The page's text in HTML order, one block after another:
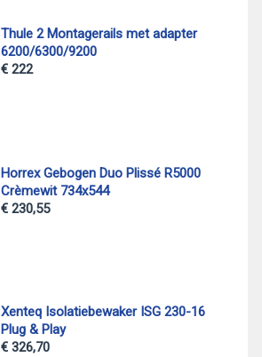
Thule 2 Montagerails met adapter
6200/6300/9200
€ 222
Horrex Gebogen Duo Plissé R5000
Crèmewit 734x544
€ 230,55
Xenteq Isolatiebewaker ISG 230-16
Plug & Play
€ 326,70